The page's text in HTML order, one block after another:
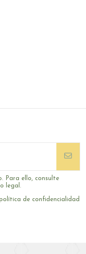
Para ello, consulte
legal.
de confidencialidad